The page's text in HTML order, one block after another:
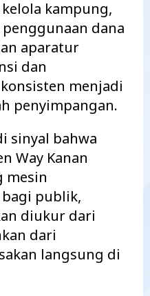
kampung,
dana
aparatur
dan
menjadi
penyimpangan.
sinyal bahwa
Way Kanan
mesin
publik,
diukur dari
dari
langsung di